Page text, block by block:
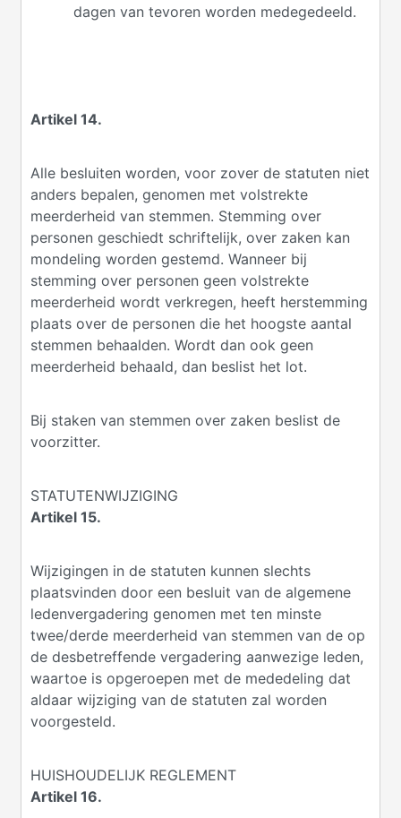
dagen van tevoren worden medegedeeld.
Artikel 14.
Alle besluiten worden, voor zover de statuten niet
anders bepalen, genomen met volstrekte
meerderheid van stemmen. Stemming over
personen geschiedt schriftelijk, over zaken kan
mondeling worden gestemd. Wanneer bij
stemming over personen geen volstrekte
meerderheid wordt verkregen, heeft herstemming
plaats over de personen die het hoogste aantal
stemmen behaalden. Wordt dan ook geen
meerderheid behaald, dan beslist het lot.
Bij staken van stemmen over zaken beslist de
voorzitter.
STATUTENWIJZIGING
Artikel 15.
Wijzigingen in de statuten kunnen slechts
plaatsvinden door een besluit van de algemene
ledenvergadering genomen met ten minste
twee/derde meerderheid van stemmen van de op
de desbetreffende vergadering aanwezige leden,
waartoe is opgeroepen met de mededeling dat
aldaar wijziging van de statuten zal worden
voorgesteld.
HUISHOUDELIJK REGLEMENT
Artikel 16.